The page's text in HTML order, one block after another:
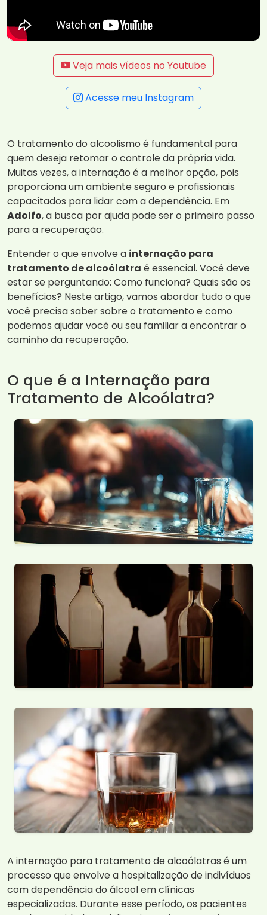
Veja mais vídeos no Youtube
Acesse meu Instagram
O tratamento do alcoolismo é fundamental para
quem deseja retomar o controle da própria vida.
Muitas vezes, a internação é a melhor opção, pois
proporciona um ambiente seguro e profissionais
capacitados para lidar com a dependência. Em
Adolfo, a busca por ajuda pode ser o primeiro passo
para a recuperação.
Entender o que envolve a internação para
tratamento de alcoólatra é essencial. Você deve
estar se perguntando: Como funciona? Quais são os
benefícios? Neste artigo, vamos abordar tudo o que
você precisa saber sobre o tratamento e como
podemos ajudar você ou seu familiar a encontrar o
caminho da recuperação.
O que é a Internação para
Tratamento de Alcoólatra?
A internação para tratamento de alcoólatras é um
processo que envolve a hospitalização de indivíduos
com dependência do álcool em clínicas
especializadas. Durante esse período, os pacientes